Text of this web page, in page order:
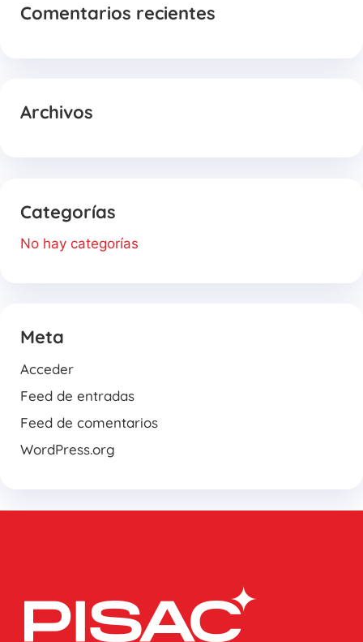
Comentarios recientes
Archivos
Categorías
No hay categorías
Meta
Acceder
Feed de entradas
Feed de comentarios
WordPress.org